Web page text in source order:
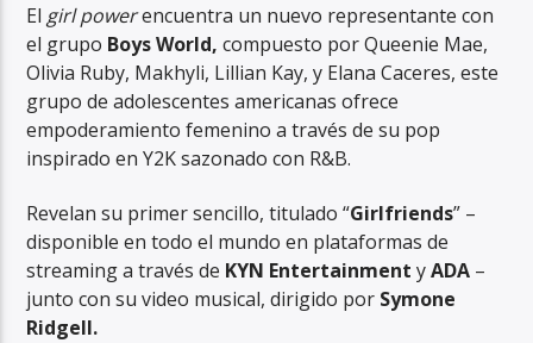
RadioAlternativo Live
El girl powerencuentra un nuevo representante con
el grupo Boys World, compuesto por Queenie Mae,
Olivia Ruby, Makhyli, Lillian Kay, y Elana Caceres, este
grupo de adolescentes americanas ofrece
empoderamiento femenino a través de su pop
inspirado en Y2K sazonado con R&B.
Revelan su primer sencillo, titulado “Girlfriends” –
disponible en todo el mundo en plataformas de
streaming a través de KYN EntertainmentyADA –
junto con su video musical, dirigido por Symone
Ridgell.